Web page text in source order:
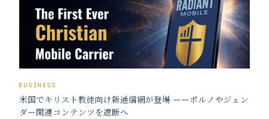
BUSINESS
米国でキリスト教徒向け新通信網が登場 ーーポルノやジェン
ダー関連コンテンツを遮断へ